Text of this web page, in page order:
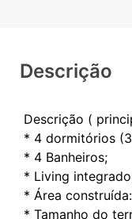
Descrição
Descrição (
* 4 dormitórios
* 4 Banheiros;
* Living
* Área
* Tamanho do